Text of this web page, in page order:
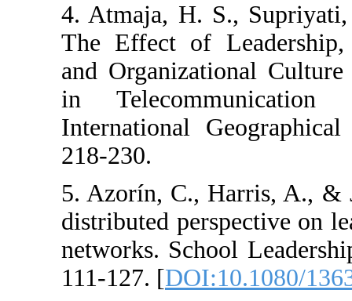
4. Atmaja, H.
The Effect of
and
in
International
5. Azorín, C.,
distributed
networks.
111-127. [